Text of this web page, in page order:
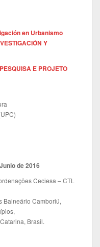
en Urbanismo
Y
E PROJETO
de 2016
Ceciesa – CTL
Balneário Camboriú,
Brasil.